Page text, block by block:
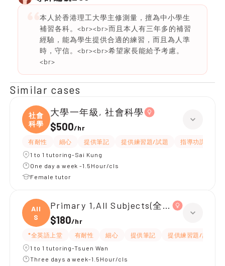
本人於香港理工大學主修測量，擅為中小學生
補習各科。<br><br>而且本人有三年多的補習
經驗，能為學生提供合適的練習，而且為人準
時，守信。<br><br>希望家長能給予考慮。
<br>
Similar cases
社會
科學
大學一年級, 社會科學
$500/hr
有耐性 細心 提供筆記 提供練習題/試題 指導功課
1 to 1 tutoring-Sai Kung
One day a week -1.5Hour/cls
Female tutor
All
S
Primary 1,All Subjects(全英上堂)
$180/hr
*全英語上堂 有耐性 細心 提供筆記
提供練習題/試題
1 to 1 tutoring-Tsuen Wan
Three days a week-1.5Hour/cls